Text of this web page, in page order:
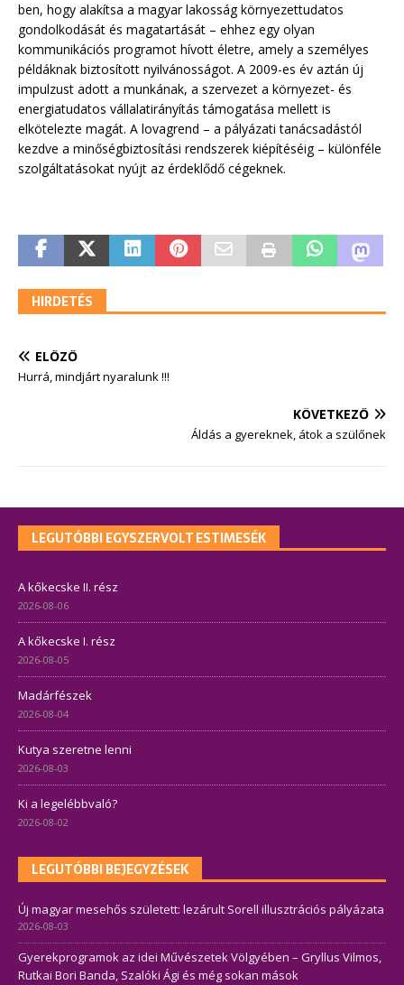
ben, hogy alakítsa a magyar lakosság környezettudatos
gondolkodását és magatartását – ehhez egy olyan
kommunikációs programot hívott életre, amely a személyes
példáknak biztosított nyilvánosságot. A 2009-es év aztán új
impulzust adott a munkának, a szervezet a környezet- és
energiatudatos vállalatirányítás támogatása mellett is
elkötelezte magát. A lovagrend – a pályázati tanácsadástól
kezdve a minőségbiztosítási rendszerek kiépítéséig – különféle
szolgáltatásokat nyújt az érdeklődő cégeknek.
HIRDETÉS
ELŐZŐ
Hurrá, mindjárt nyaralunk !!!
KÖVETKEZŐ
Áldás a gyereknek, átok a szülőnek
LEGUTÓBBI EGYSZERVOLT ESTIMESÉK
A kőkecske II. rész
2026-08-06
A kőkecske I. rész
2026-08-05
Madárfészek
2026-08-04
Kutya szeretne lenni
2026-08-03
Ki a legelébbvaló?
2026-08-02
LEGUTÓBBI BEJEGYZÉSEK
Új magyar mesehős született: lezárult Sorell illusztrációs pályázata
2026-08-03
Gyerekprogramok az idei Művészetek Völgyében – Gryllus Vilmos,
Rutkai Bori Banda, Szalóki Ági és még sokan mások